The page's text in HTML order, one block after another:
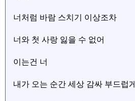
너처럼 바람 스치기 이상조차
너와 첫 사랑 잃을 수 없어
이는건 너
내가 오는 순간 세상 감싸 부드럽게